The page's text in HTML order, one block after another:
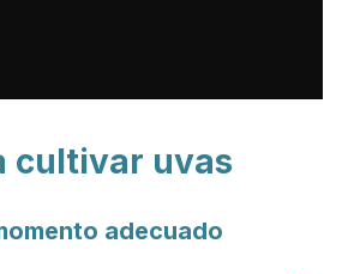
cultivar uvas
adecuado